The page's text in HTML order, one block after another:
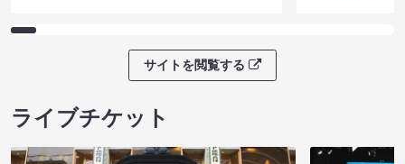
サイトを閲覧する
ライブチケット